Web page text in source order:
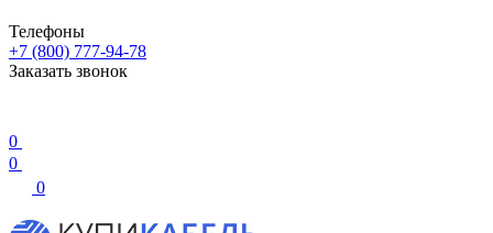
Телефоны
+7 (800) 777-94-78
Заказать звонок
0
0
0